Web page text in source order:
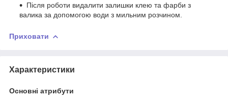
Після роботи видалити залишки клею та фарби з
валика за допомогою води з мильним розчином.
Приховати
Характеристики
Основні атрибути